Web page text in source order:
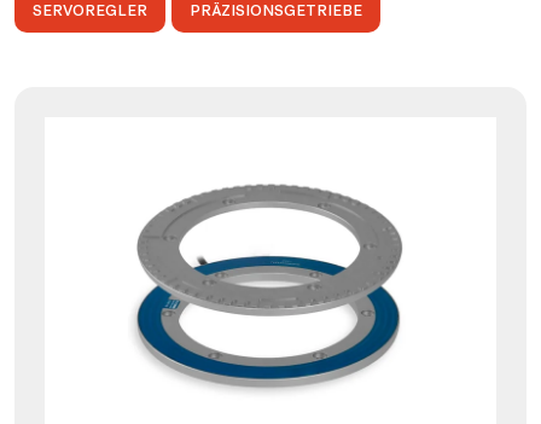
SERVOREGLER PRÄZISIONSGETRIEBE